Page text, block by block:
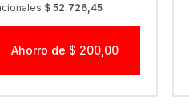
$ 52.726,45
Ahorro de $ 200,00